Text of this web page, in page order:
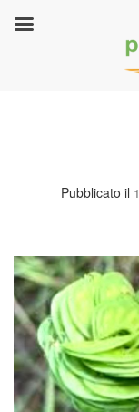
Pubblicato il